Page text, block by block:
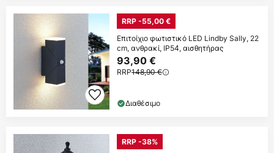
RRP -55,00 €
Επιτοίχιο φωτιστικό LED Lindby Sally, 22
cm, ανθρακί, IP54, αισθητήρας
93,90 €
RRP148,90 €
Διαθέσιμο
RRP -38%